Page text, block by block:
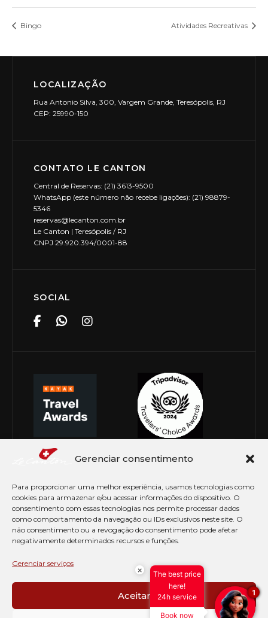
Gerenciar consentimento
Para proporcionar uma melhor experiência, usamos tecnologias como
cookies para armazenar e/ou acessar informações do dispositivo. O
consentimento com essas tecnologias nos permite processar dados
como comportamento da navegação ou IDs exclusivos neste site. O
não consentimento ou a revogação do consentimento pode afetar
negativamente determinados recursos e funções.
Gerenciar serviços
Aceitar
Bingo Atividades Recreativas
LOCALIZAÇÃO
Rua Antonio Silva, 300, Vargem Grande, Teresópolis, RJ
CEP: 25990-150
CONTATO LE CANTON
Central de Reservas: (21) 3613-9500
WhatsApp (este número não recebe ligações): (21) 98879-
5346
reservas@lecanton.com.br
Le Canton | Teresópolis / RJ
CNPJ 29.920.394/0001-88
SOCIAL
© Copyright 2026 Le Canton. Todos os direitos
PRÉ CHECK-IN
AVISO DE COOKIES
×
The best price
here!
24h service
Book now
1